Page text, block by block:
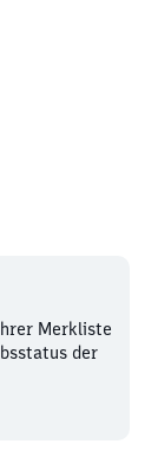
Merkliste
der